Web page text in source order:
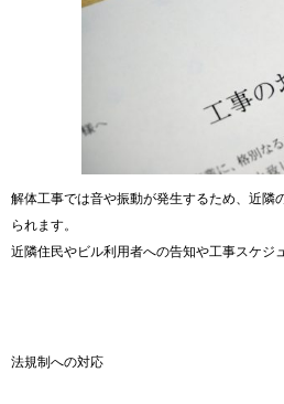
解体工事では音や振動が発生するため、近隣
られます。
近隣住民やビル利用者への告知や工事スケジ
法規制への対応